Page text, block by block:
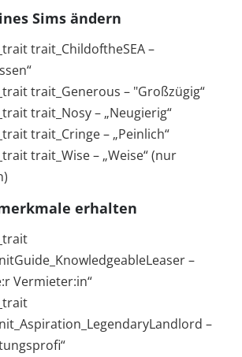
Sims ändern
trait_ChildoftheSEA –
trait_Generous – "Großzügig“
trait_Nosy – „Neugierig“
trait_Cringe – „Peinlich“
trait_Wise – „Weise“ (nur
erhalten
–
Vermieter:in“
–